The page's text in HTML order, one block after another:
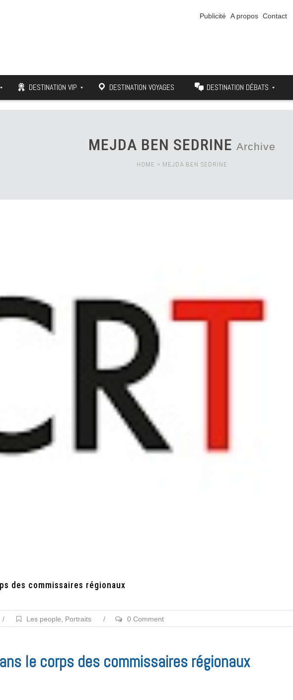
Publicité A propos Contact
DESTINATION VIP DESTINATION VOYAGES DESTINATION DÉBATS
MEJDA BEN SEDRINE Archive
HOME > MEJDA BEN SEDRINE
des commissaires régionaux
/ Les people Portraits / 0 Comment
le corps des commissaires régionaux